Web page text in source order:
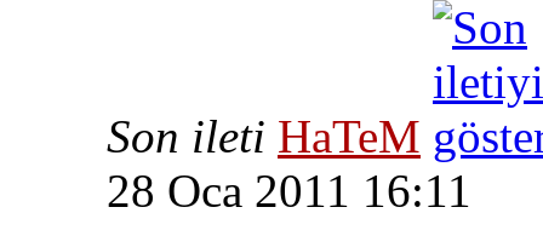
Son ileti HaTeM
28 Oca 2011 16:11